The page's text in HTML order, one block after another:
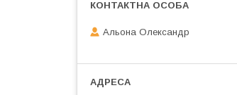
Альона Олександр